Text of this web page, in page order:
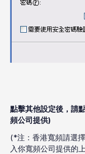
點擊其他設定後，請
頻公司提供)
(*注：香港寬頻請選
入你寬頻公司提供的